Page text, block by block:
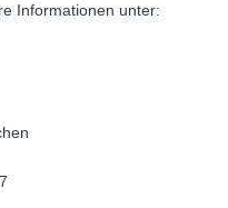
Informationen unter: